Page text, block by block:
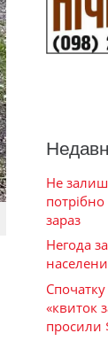
Не
зараз
Негода
«квиток
просили